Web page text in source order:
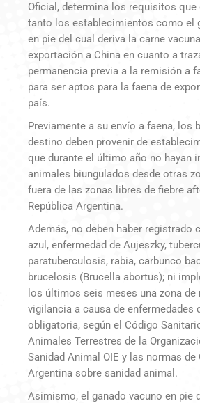
Oficial, determina los requisitos que
tanto los establecimientos como el
en pie del cual deriva la carne
exportación a China en cuanto a
permanencia previa a la remisión a
para ser aptos para la faena de
país.
Previamente a su envío a faena, los
destino deben provenir de
que durante el último año no hayan
animales biungulados desde otras
fuera de las zonas libres de fiebre
República Argentina.
Además, no deben haber registrado
azul, enfermedad de Aujeszky,
paratuberculosis, rabia, carbunco
brucelosis (Brucella abortus); ni
los últimos seis meses una zona
vigilancia a causa de enfermedades
obligatoria, según el Código
Animales Terrestres de la
Sanidad Animal OIE y las normas de
Argentina sobre sanidad animal.
Asimismo, el ganado vacuno en pie